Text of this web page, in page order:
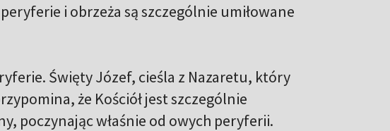
i obrzeża są szczególnie umiłowane
Święty Józef, cieśla z Nazaretu, który
że Kościół jest szczególnie
poczynając właśnie od owych peryferii.